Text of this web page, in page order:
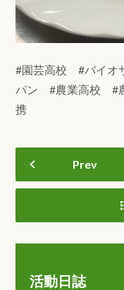
#園芸高校 #バイオ
パン #農業高校 #
携
Prev
活動日誌